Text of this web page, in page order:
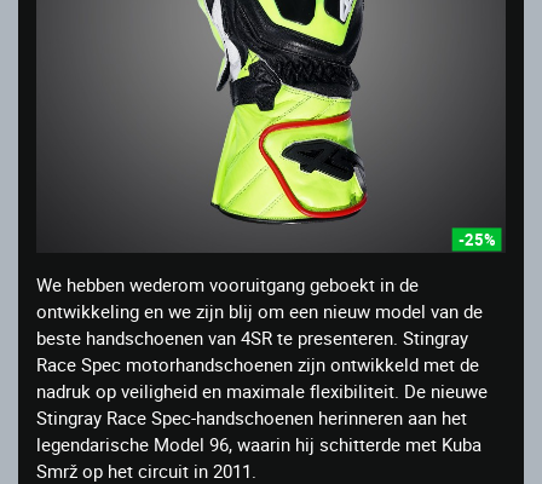
-25%
We hebben wederom vooruitgang geboekt in de
ontwikkeling en we zijn blij om een ​​nieuw model van de
beste handschoenen van 4SR te presenteren. Stingray
Race Spec motorhandschoenen zijn ontwikkeld met de
nadruk op veiligheid en maximale flexibiliteit. De nieuwe
Stingray Race Spec-handschoenen herinneren aan het
legendarische Model 96, waarin hij schitterde met Kuba
Smrž op het circuit in 2011.